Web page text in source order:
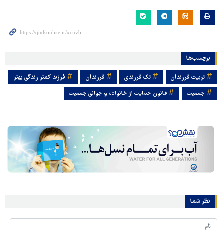
برچسب‌ها
تربیت فرزندان تک فرزندی فرزندان
فرزند کمتر زندگی بهتر
جمعیت
قانون حمایت از خانواده و جوانی جمعیت
نظر شما